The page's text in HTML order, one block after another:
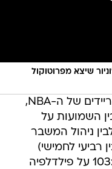
שיצא מפרוטוקול
בעוד שבוע בדיוק ייסגר חלון הטריידים של ה-NBA,
השמועות על
ניהול המשבר
רביעי לחמישי)
הוויזארדס הפתיעו כשגברו 103:106 על פילדלפיה